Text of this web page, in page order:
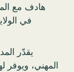
هادف مع
في
يقدّر
المهني،